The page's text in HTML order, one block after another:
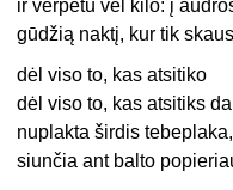
ir verpetu vėl kilo: į
gūdžią naktį, kur tik
dėl viso to, kas atsitiko
dėl viso to, kas atsitiks
nuplakta širdis
siunčia ant balto